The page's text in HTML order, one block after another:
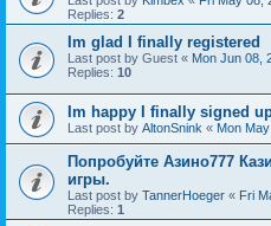
Replies: 2
Im glad I finally registered
Last post by Guest « Mon Jun 08,
Replies: 10
Im happy I finally signed
Last post by AltonSnink « Mon
Попробуйте Азино777
игры.
Last post by TannerHoeger « Fri
Replies: 1